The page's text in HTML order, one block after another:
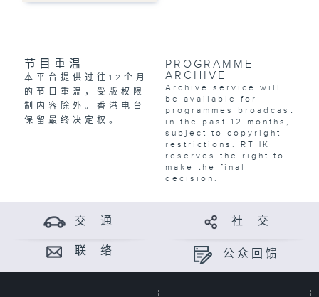
节目重温
本平台提供过往12个月
的节目重温，受版权限
制内容除外。香港电台
保留最终决定权。
PROGRAMME
ARCHIVE
Archive service will
be available for
programmes broadcast
in the past 12 months,
subject to copyright
restrictions. RTHK
reserves the right to
make the final
decision.
交 通 社 交
联 络 公众回馈